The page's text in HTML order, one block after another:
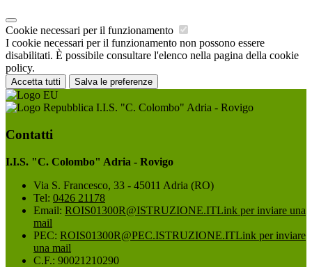
Cookie necessari per il funzionamento
I cookie necessari per il funzionamento non possono essere
disabilitati. È possibile consultare l'elenco nella pagina della cookie
policy.
Accetta tutti Salva le preferenze
I.I.S. "C. Colombo" Adria - Rovigo
Contatti
I.I.S. "C. Colombo" Adria - Rovigo
Via S. Francesco, 33 - 45011 Adria (RO)
Tel: 0426 21178
Email: ROIS01300R@ISTRUZIONE.ITLink per inviare una
mail
PEC: ROIS01300R@PEC.ISTRUZIONE.ITLink per inviare
una mail
C.F.: 90021210290